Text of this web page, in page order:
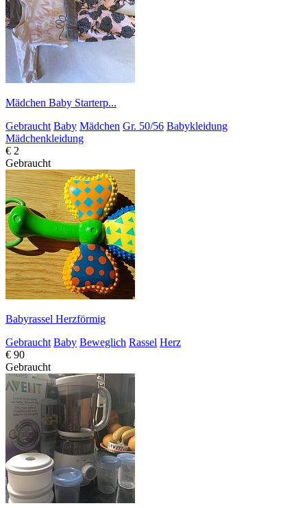
Mädchen Baby Starterp...
Gebraucht Baby Mädchen Gr. 50/56 Babykleidung
Mädchenkleidung
€ 2
Gebraucht
Babyrassel Herzförmig
Gebraucht Baby Beweglich Rassel Herz
€ 90
Gebraucht